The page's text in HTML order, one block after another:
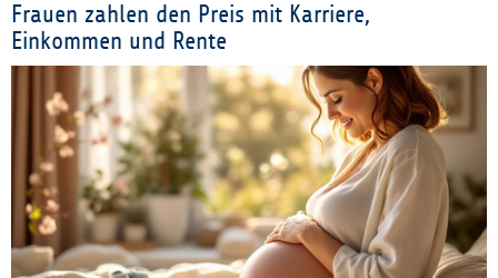
Frauen zahlen den Preis mit Karriere,
Einkommen und Rente